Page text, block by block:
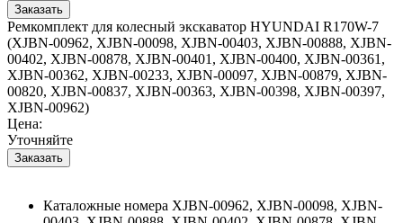
Ремкомплект для колесный экскаватор HYUNDAI R170W-7
(XJBN-00962, XJBN-00098, XJBN-00403, XJBN-00888, XJBN-
00402, XJBN-00878, XJBN-00401, XJBN-00400, XJBN-00361,
XJBN-00362, XJBN-00233, XJBN-00097, XJBN-00879, XJBN-
00820, XJBN-00837, XJBN-00363, XJBN-00398, XJBN-00397,
XJBN-00962)
Цена:
Уточняйте
Каталожные номера XJBN-00962, XJBN-00098, XJBN-